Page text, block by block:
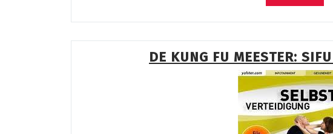
van
en
in
DE KUNG FU MEESTER: